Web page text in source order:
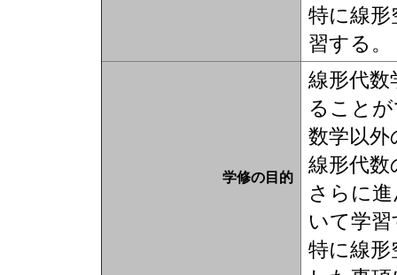
特に線
習する。
学修の目的
線形代
ること
数学以外
線形代
さらに
いて学
特に線形